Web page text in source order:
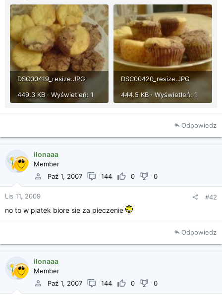
DSC00419_resize.JPG
449.3 KB · Wyświetleń: 1
DSC00420_resize.JPG
444.5 KB · Wyświetleń: 1
Odpowiedz
ilonaaa
Member
Paź 1, 2007
144 0 0
Lis 11, 2009 #42
no to w piatek biore sie za pieczenie
Odpowiedz
ilonaaa
Member
Paź 1, 2007
144 0 0